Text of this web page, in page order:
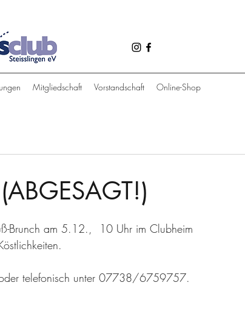
Mitgliedschaft Vorstandschaft Online-Shop
Brunch am 5.12.,  10 Uhr im Clubheim
telefonisch unter 07738/6759757.